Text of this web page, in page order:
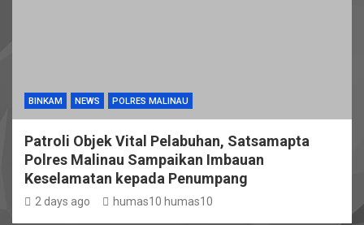
BINKAM NEWS POLRES MALINAU
Patroli Objek Vital Pelabuhan, Satsamapta
Polres Malinau Sampaikan Imbauan
Keselamatan kepada Penumpang
2 days ago humas10 humas10